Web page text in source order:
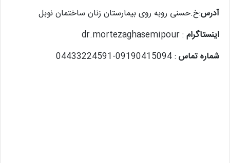
آدرس:خ.حسنی روبه روی بیمارستان زنان ساختمان نوبل
اینستاگرام : dr.mortezaghasemipour
شماره تماس : 09190415094-04433224591